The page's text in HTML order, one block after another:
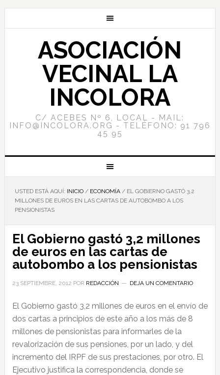
ASOCIACIÓN
VECINAL LA
INCOLORA
C/ ACEBES Nº 6, LOCAL - MAIL:
INFO@INCOLORA.ORG - TELÉFONO: 91 796
45 95
USTED ESTÁ AQUÍ: INICIO / ECONOMÍA /EL GOBIERNO GASTÓ 3,2
MILLONES DE EUROS EN LAS CARTAS DE AUTOBOMBO A LOS
PENSIONISTAS
El Gobierno gastó 3,2 millones
de euros en las cartas de
autobombo a los pensionistas
23 SEPTIEMBRE, 2012 POR REDACCIÓN DEJA UN COMENTARIO
El Gobierno gastó 3,2 millones de euros en el envío de
dos cartas a principios de este año a los más de 8
millones de pensionistas para informarles de la
revalorización de sus pensiones, por un lado, y del
incremento del IRPF de sus prestaciones, por otro. El
Ejecutivo justifica la correspondencia, donde se